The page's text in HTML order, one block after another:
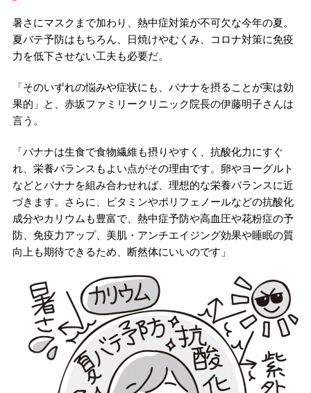
暑さにマスクまで加わり、熱中症対策が不可欠な今年の夏。
夏バテ予防はもちろん、日焼けやむくみ、コロナ対策に免疫
力を低下させない工夫も必要だ。
「そのいずれの悩みや症状にも、バナナを摂ることが実は効
果的」と、赤坂ファミリークリニック院長の伊藤明子さんは
言う。
「バナナは生食で食物繊維も摂りやすく、抗酸化力にすぐ
れ、栄養バランスもよい点がその理由です。卵やヨーグルト
などとバナナを組み合わせれば、理想的な栄養バランスに近
づきます。さらに、ビタミンやポリフェノールなどの抗酸化
成分やカリウムも豊富で、熱中症予防や高血圧や花粉症の予
防、免疫力アップ、美肌・アンチエイジング効果や睡眠の質
向上も期待できるため、断然体にいいのです」